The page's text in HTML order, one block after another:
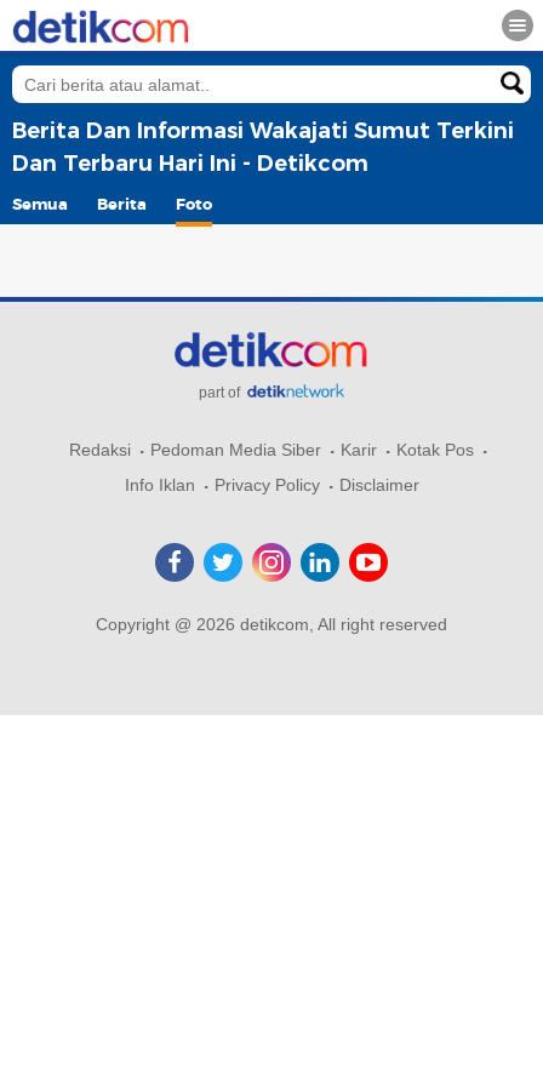
Berita Dan Informasi Wakajati Sumut Terkini
Dan Terbaru Hari Ini - Detikcom
Semua Berita Foto
part of
Redaksi Pedoman Media Siber Karir
Kotak Pos
Info Iklan
Privacy Policy Disclaimer
Copyright @ 2026 detikcom, All right reserved